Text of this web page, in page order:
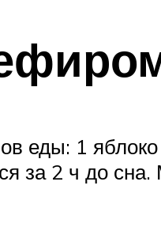
еды: 1
за 2 ч до